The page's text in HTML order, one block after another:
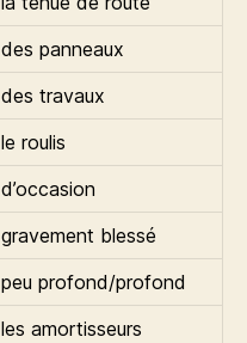
des panneaux
des travaux
le roulis
d’occasion
gravement blessé
peu profond/profond
les amortisseurs